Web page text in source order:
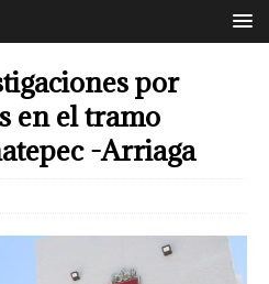
por
en el tramo
-Arriaga